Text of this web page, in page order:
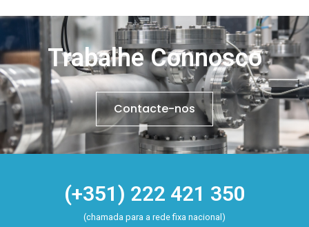
Trabalhe Connosco
Contacte-nos
(+351) 222 421 350
(chamada para a rede fixa nacional)